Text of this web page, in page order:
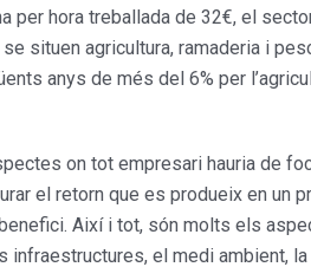
per hora treballada de 32€, el
situen agricultura, ramaderia i
anys de més del 6% per
on tot empresari hauria de
el retorn que es produeix en un
Així i tot, són molts els
infraestructures, el medi ambient,